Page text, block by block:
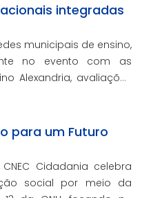
integradas
municipais de ensino,
no evento com as
Alexandria, avaliações
durante e
para um Futuro
Cidadania celebra
social por meio da